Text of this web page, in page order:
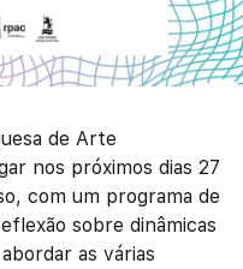
de Arte
nos próximos dias 27
com um programa de
sobre dinâmicas
as várias